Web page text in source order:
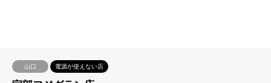
山口 電源が使えない店